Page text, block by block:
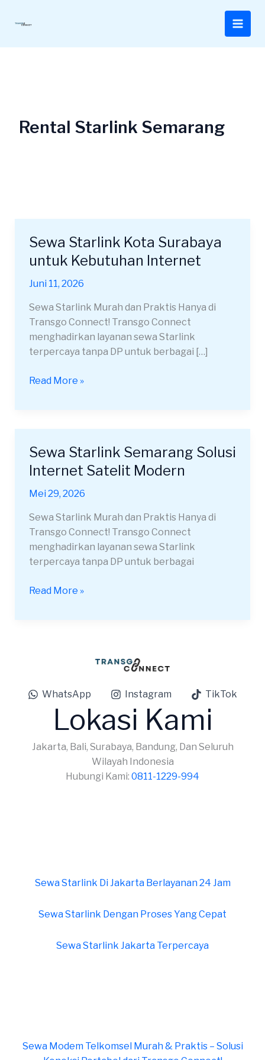
Rental Starlink Semarang
Sewa Starlink Kota Surabaya
untuk Kebutuhan Internet
Juni 11, 2026
Sewa Starlink Murah dan Praktis Hanya di
Transgo Connect! Transgo Connect
menghadirkan layanan sewa Starlink
terpercaya tanpa DP untuk berbagai […]
Sewa
Starlink
Kota
Surabaya
Kebutuhan
Internet
Read More »
Sewa Starlink Semarang Solusi
Internet Satelit Modern
Mei 29, 2026
Sewa Starlink Murah dan Praktis Hanya di
Transgo Connect! Transgo Connect
menghadirkan layanan sewa Starlink
terpercaya tanpa DP untuk berbagai
Sewa
Starlink
Semarang
Solusi
Satelit
Modern
Read More »
WhatsApp Instagram TikTok
Lokasi Kami
Jakarta, Bali, Surabaya, Bandung, Dan Seluruh
Wilayah Indonesia
Hubungi Kami: 0811-1229-994
Sewa Starlink Di Jakarta Berlayanan 24 Jam
Sewa Starlink Dengan Proses Yang Cepat
Sewa Starlink Jakarta Terpercaya
Sewa Modem Telkomsel Murah & Praktis – Solusi